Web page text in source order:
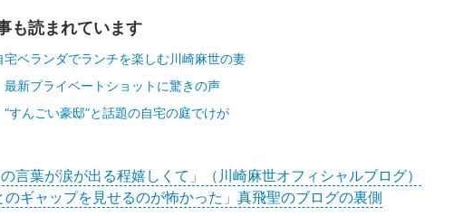
も読まれています
宅ベランダでランチを楽しむ川崎麻世の妻
最新プライベートショットに驚きの声
“すんごい豪邸”と話題の自宅の庭でけが
の言葉が涙が出る程嬉しくて」（川崎麻世オフィシャルブログ）
のギャップを見せるのが怖かった」真飛聖のブログの裏側